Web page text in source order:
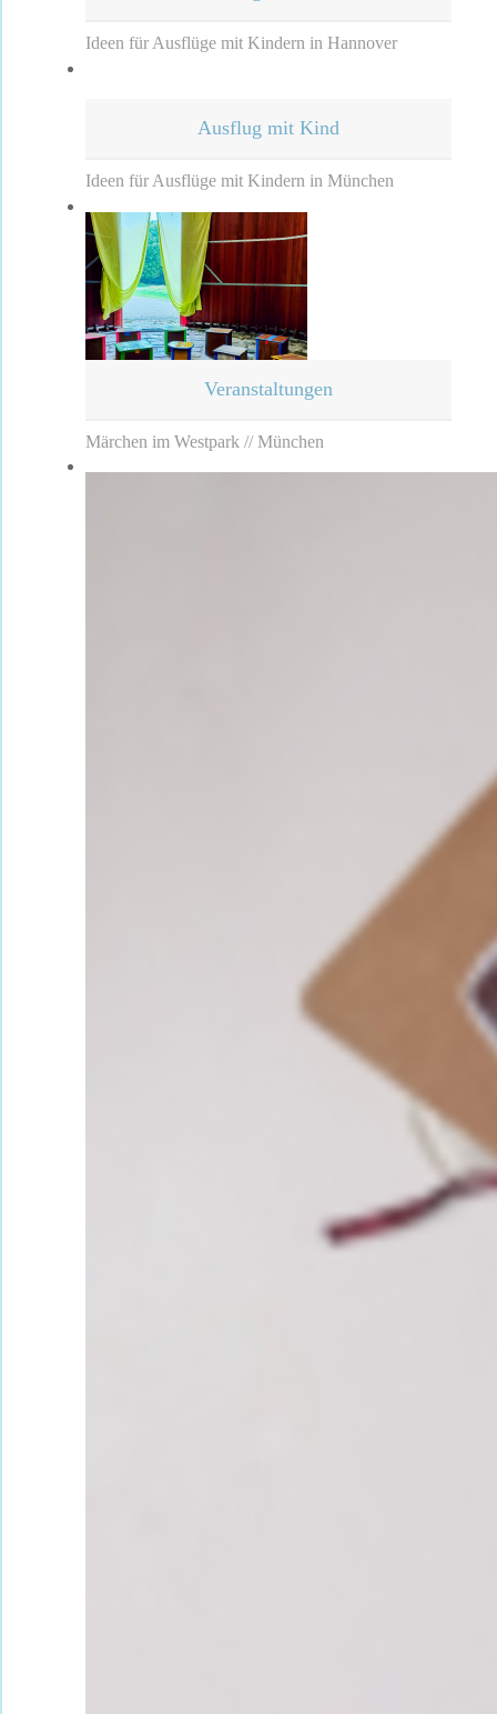
Ideen für Ausflüge mit Kindern in Hannover
Ausflug mit Kind
Ideen für Ausflüge mit Kindern in München
Veranstaltungen
Märchen im Westpark // München